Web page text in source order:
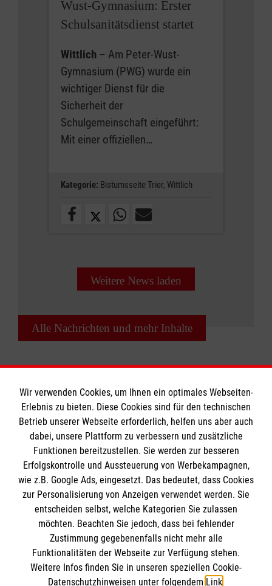
Wust-Gymnasium: Erster
Schulsanitätsdienst startet
Wittlich – Am Peter-Wust-
Gymnasium (PWG) wurde ein
wichtiger Dienst für die
Sicherheit der
Schulgemeinschaft eingeführt:
Mit einer offiziellen…
Kategorie: Bistumsseite Trier, Wittlich
Weitere News laden
Alle Nachrichten und mehr Inhalte
Informationen
Impressum
Datenschutz
Barrierefreiheit
Kontakt
Die Malteser
Malteser in Deutschland
Malteserorden
Sharepoint
Spendenkonto
Wir verwenden Cookies, um Ihnen ein optimales Webseiten-
Erlebnis zu bieten. Diese Cookies sind für den technischen
Betrieb unserer Webseite erforderlich, helfen uns aber auch
dabei, unsere Plattform zu verbessern und zusätzliche
Funktionen bereitzustellen. Sie werden zur besseren
Erfolgskontrolle und Aussteuerung von Werbekampagnen,
wie z.B. Google Ads, eingesetzt. Das bedeutet, dass Cookies
zur Personalisierung von Anzeigen verwendet werden. Sie
entscheiden selbst, welche Kategorien Sie zulassen
möchten. Beachten Sie jedoch, dass bei fehlender
Zustimmung gegebenenfalls nicht mehr alle
Funktionalitäten der Webseite zur Verfügung stehen.
Weitere Infos finden Sie in unseren speziellen Cookie-
Datenschutzhinweisen unter folgendem Link.